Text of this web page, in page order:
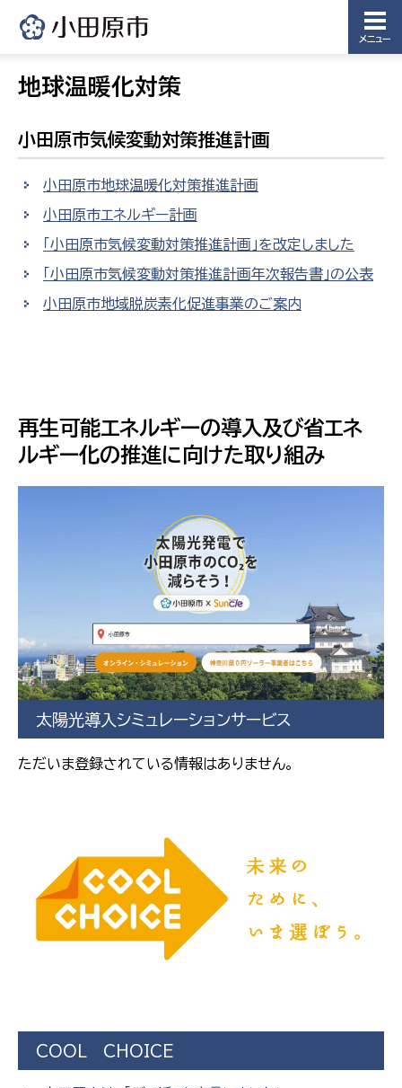
メニュー
地球温暖化対策
小田原市気候変動対策推進計画
小田原市地球温暖化対策推進計画
小田原市エネルギー計画
「小田原市気候変動対策推進計画」を改定しました
「小田原市気候変動対策推進計画年次報告書」の公表
小田原市地域脱炭素化促進事業のご案内
再生可能エネルギーの導入及び省エネ
ルギー化の推進に向けた取り組み
太陽光導入シミュレーションサービス
ただいま登録されている情報はありません。
COOL CHOICE